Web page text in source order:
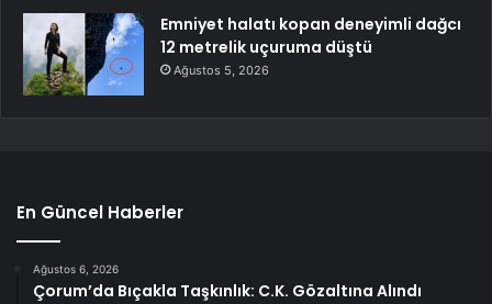
Emniyet halatı kopan deneyimli dağcı
12 metrelik uçuruma düştü
Ağustos 5, 2026
En Güncel Haberler
Ağustos 6, 2026
Çorum’da Bıçakla Taşkınlık: C.K. Gözaltına Alındı